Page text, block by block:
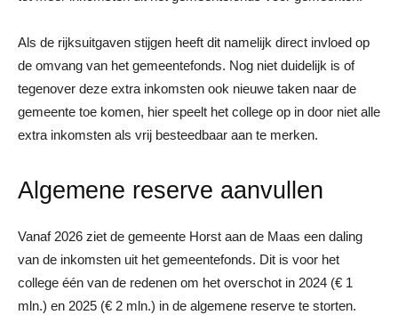
Als de rijksuitgaven stijgen heeft dit namelijk direct invloed op
de omvang van het gemeentefonds. Nog niet duidelijk is of
tegenover deze extra inkomsten ook nieuwe taken naar de
gemeente toe komen, hier speelt het college op in door niet alle
extra inkomsten als vrij besteedbaar aan te merken.
Algemene reserve aanvullen
Vanaf 2026 ziet de gemeente Horst aan de Maas een daling
van de inkomsten uit het gemeentefonds. Dit is voor het
college één van de redenen om het overschot in 2024 (€ 1
mln.) en 2025 (€ 2 mln.) in de algemene reserve te storten.